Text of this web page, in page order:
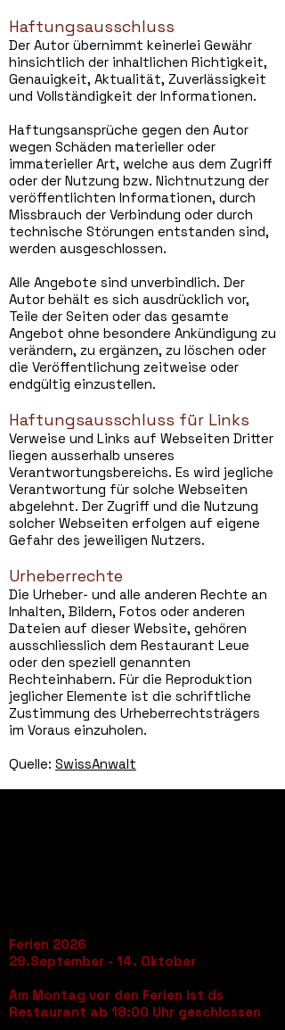
Haftungsausschluss
Der Autor übernimmt keinerlei Gewähr
hinsichtlich der inhaltlichen Richtigkeit,
Genauigkeit, Aktualität, Zuverlässigkeit
und Vollständigkeit der Informationen.
Haftungsansprüche gegen den Autor
wegen Schäden materieller oder
immaterieller Art, welche aus dem Zugriff
oder der Nutzung bzw. Nichtnutzung der
veröffentlichten Informationen, durch
Missbrauch der Verbindung oder durch
technische Störungen entstanden sind,
werden ausgeschlossen.
Alle Angebote sind unverbindlich. Der
Autor behält es sich ausdrücklich vor,
Teile der Seiten oder das gesamte
Angebot ohne besondere Ankündigung zu
verändern, zu ergänzen, zu löschen oder
die Veröffentlichung zeitweise oder
endgültig einzustellen.
Haftungsausschluss für Links
Verweise und Links auf Webseiten Dritter
liegen ausserhalb unseres
Verantwortungsbereichs. Es wird jegliche
Verantwortung für solche Webseiten
abgelehnt. Der Zugriff und die Nutzung
solcher Webseiten erfolgen auf eigene
Gefahr des jeweiligen Nutzers.
Urheberrechte
Die Urheber- und alle anderen Rechte an
Inhalten, Bildern, Fotos oder anderen
Dateien auf dieser Website, gehören
ausschliesslich dem Restaurant Leue
oder den speziell genannten
Rechteinhabern. Für die Reproduktion
jeglicher Elemente ist die schriftliche
Zustimmung des Urheberrechtsträgers
im Voraus einzuholen.
Quelle: SwissAnwalt
Ferien 2026
29.September - 14. Oktober
Am Montag vor den Ferien ist ds
Restaurant ab 18:00 Uhr geschlossen